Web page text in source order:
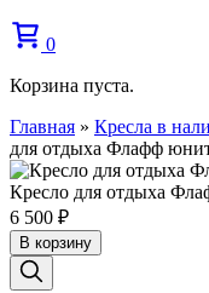
0
Корзина пуста.
Главная » Кресла в
для отдыха Флафф
Кресло для отдыха
6 500 ₽
В корзину